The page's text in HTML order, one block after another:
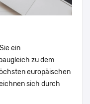
ein
zu dem
europäischen
sich durch